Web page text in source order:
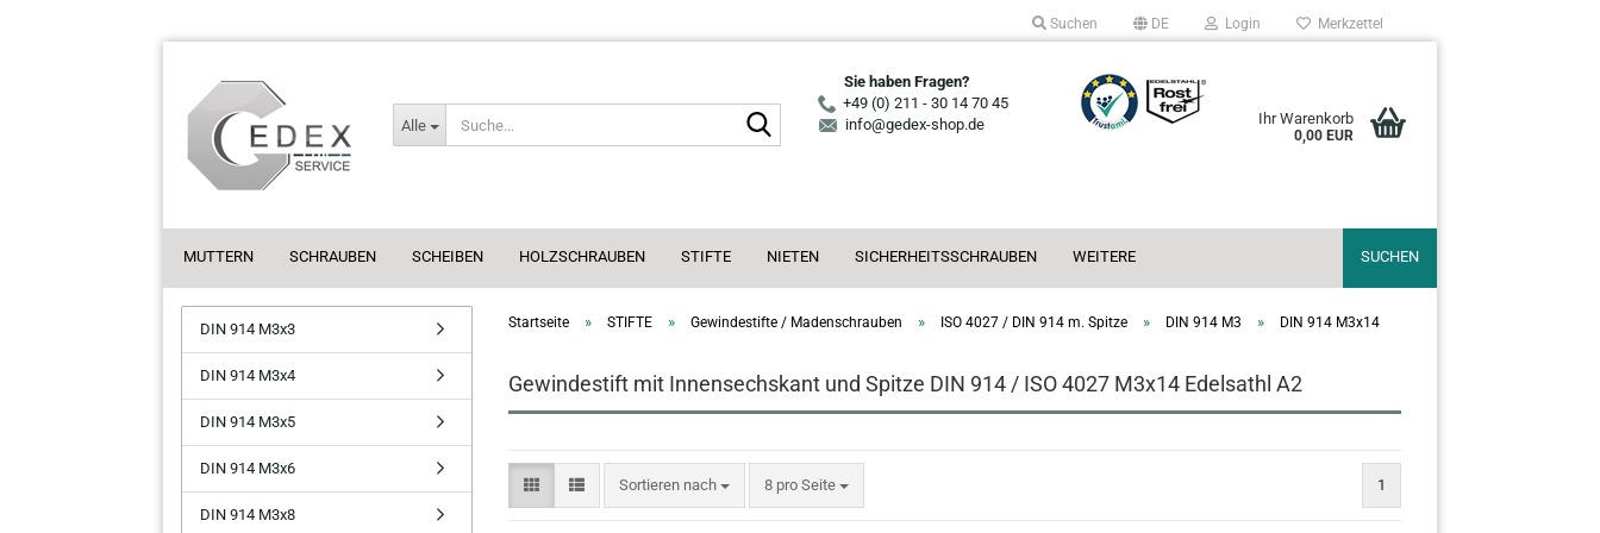
Suchen DE Login Merkzettel
Alle
Suche...
Sie haben Fragen?
+49 (0) 211 - 30 14 70 45
info@gedex-shop.de
Ihr Warenkorb
0,00 EUR
MUTTERN SCHRAUBEN SCHEIBEN HOLZSCHRAUBEN STIFTE NIETEN SICHERHEITSSCHRAUBEN SUCHEN
WEITERE
Startseite » STIFTE » Gewindestifte / Madenschrauben » ISO 4027 / DIN 914 m. Spitze » DIN 914 M3 » DIN 914 M3x14
Gewindestift mit Innensechskant und Spitze DIN 914 / ISO 4027 M3x14 Edelsathl A2
Sortieren nach
Sortieren nach 8 pro Seite
pro Seite 1
DIN 914 M3x3
DIN 914 M3x4
DIN 914 M3x5
DIN 914 M3x6
DIN 914 M3x8